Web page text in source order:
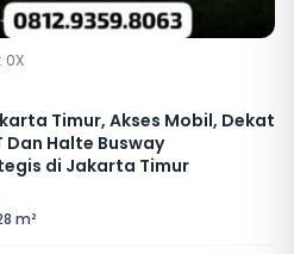
0X
Timur, Akses Mobil, Dekat
Dan Halte Busway
di Jakarta Timur
m²